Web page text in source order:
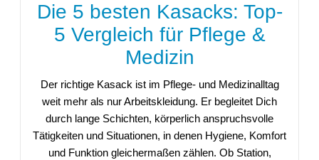
Die 5 besten Kasacks: Top-
5 Vergleich für Pflege &
Medizin
Der richtige Kasack ist im Pflege- und Medizinalltag
weit mehr als nur Arbeitskleidung. Er begleitet Dich
durch lange Schichten, körperlich anspruchsvolle
Tätigkeiten und Situationen, in denen Hygiene, Komfort
und Funktion gleichermaßen zählen. Ob Station,